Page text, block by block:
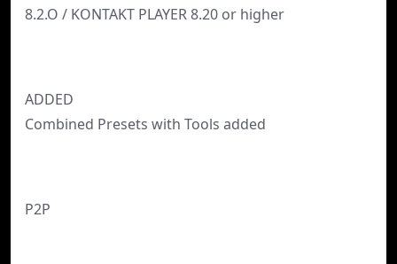
8.2.O / KONTAKT PLAYER 8.20 or higher
ADDED
Combined Presets with Tools added
P2P